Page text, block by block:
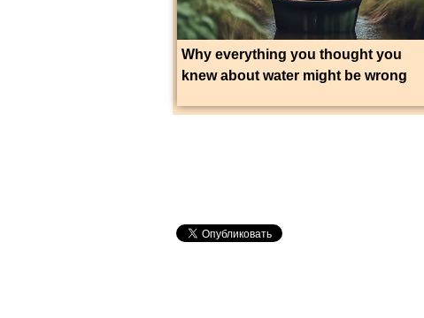
Why everything you thought you
knew about water might be wrong